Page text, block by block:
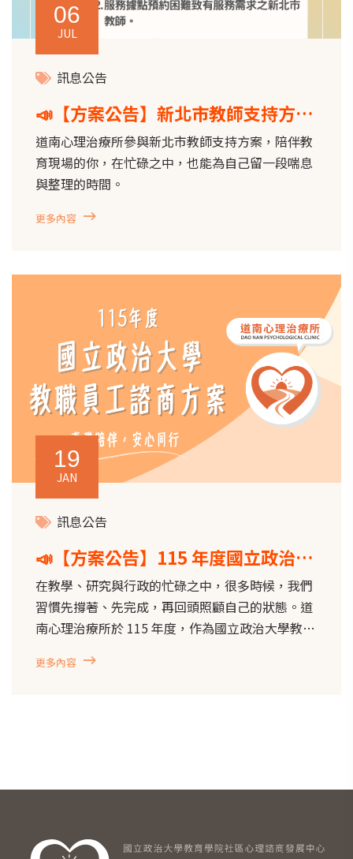
06
JUL
訊息公告
📣【方案公告】新北市教師支持方案
文山分區服務量能擴充計畫 ​​
道南心理治療所參與新北市教師支持方案，陪伴教
育現場的你，在忙碌之中，也能為自己留一段喘息
與整理的時間。
更多內容
19
JAN
訊息公告
📣【方案公告】115 年度國立政治大
學教職員工方案
在教學、研究與行政的忙碌之中，很多時候，我們
習慣先撐著、先完成，再回頭照顧自己的狀態。道
南心理治療所於 115 年度，作為國立政治大學教職
要時，有一個可以安心說話、整理心緒的空間。
更多內容